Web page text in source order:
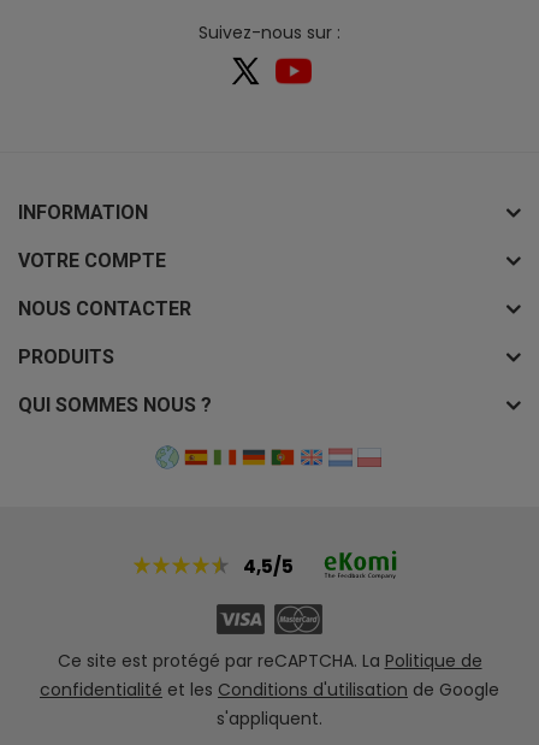
Suivez-nous sur :
INFORMATION
VOTRE COMPTE
NOUS CONTACTER
PRODUITS
QUI SOMMES NOUS ?
4,5/5
Ce site est protégé par reCAPTCHA. La Politique de
confidentialité et les Conditions d'utilisation de Google
s'appliquent.